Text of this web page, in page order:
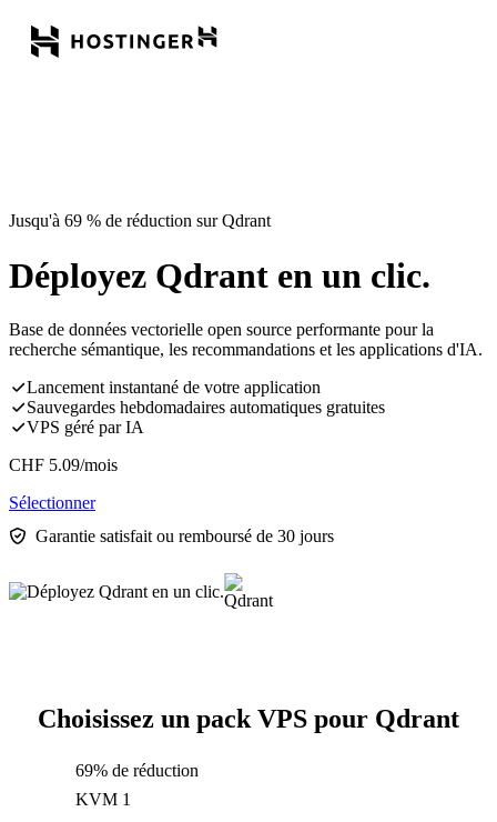
Jusqu'à 69 % de réduction sur Qdrant
Déployez Qdrant en un clic.
Base de données vectorielle open source performante pour la
recherche sémantique, les recommandations et les applications d'IA.
Lancement instantané de votre application
Sauvegardes hebdomadaires automatiques gratuites
VPS géré par IA
CHF 5.09/mois
Sélectionner
Garantie satisfait ou remboursé de 30 jours
Choisissez un pack VPS pour Qdrant
69% de réduction
KVM 1